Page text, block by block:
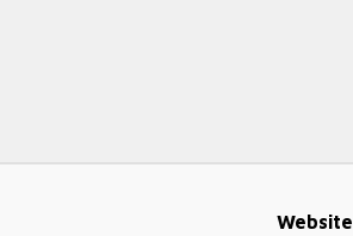
Website